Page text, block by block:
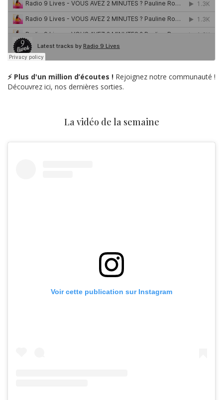
⚡ Plus d'un million d’écoutes ! Rejoignez notre communauté !
Découvrez ici, nos dernières sorties.
La vidéo de la semaine
Voir cette publication sur Instagram